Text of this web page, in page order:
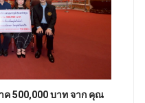
ค 500,000 บาท จาก คุณ